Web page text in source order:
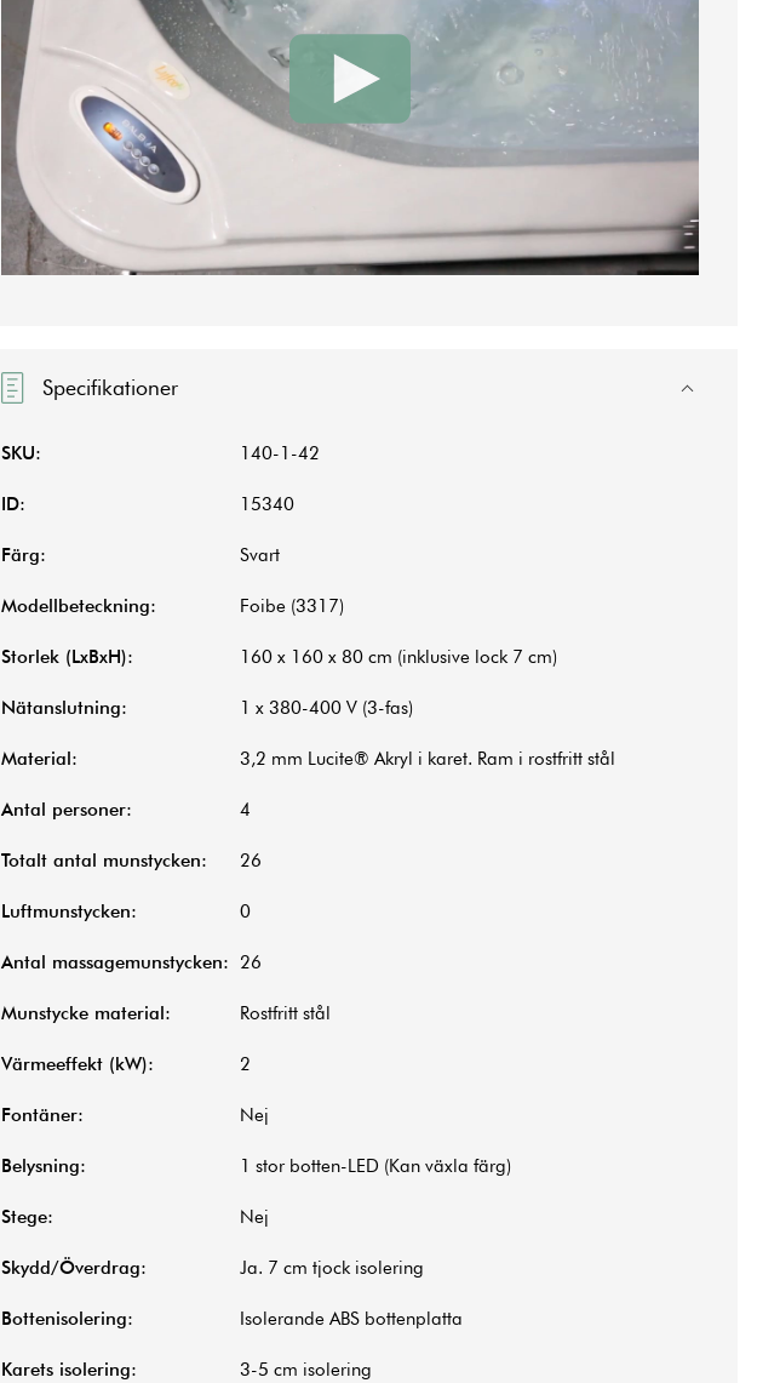
Specifikationer
SKU: 140-1-42
ID: 15340
Färg: Svart
Modellbeteckning: Foibe (3317)
Storlek (LxBxH): 160 x 160 x 80 cm (inklusive lock 7 cm)
Nätanslutning: 1 x 380-400 V (3-fas)
Material: 3,2 mm Lucite® Akryl i karet. Ram i rostfritt stål
Antal personer: 4
Totalt antal munstycken: 26
Luftmunstycken: 0
Antal massagemunstycken: 26
Munstycke material: Rostfritt stål
Värmeeffekt (kW): 2
Fontäner: Nej
Belysning: 1 stor botten-LED (Kan växla färg)
Stege: Nej
Skydd/Överdrag: Ja. 7 cm tjock isolering
Bottenisolering: Isolerande ABS bottenplatta
Karets isolering: 3-5 cm isolering